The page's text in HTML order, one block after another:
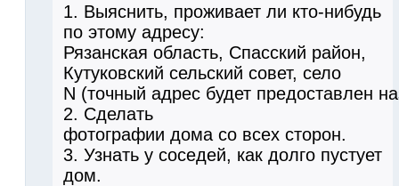
1. Выяснить, проживает ли кто-нибудь
по этому адресу:
Рязанская область, Спасский район,
Кутуковский сельский совет, село
N (точный адрес будет предоставлен
2. Сделать
фотографии дома со всех сторон.
3. Узнать у соседей, как долго пустует
дом.